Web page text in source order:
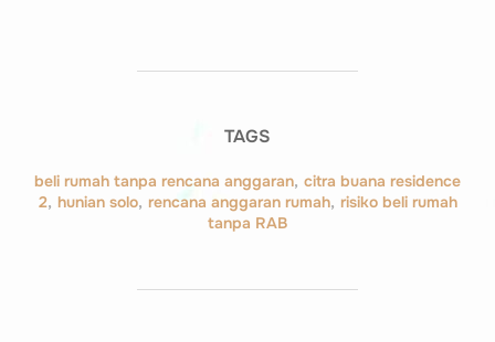
TAGS
beli rumah tanpa rencana anggaran, citra buana residence
2, hunian solo, rencana anggaran rumah, risiko beli rumah
tanpa RAB